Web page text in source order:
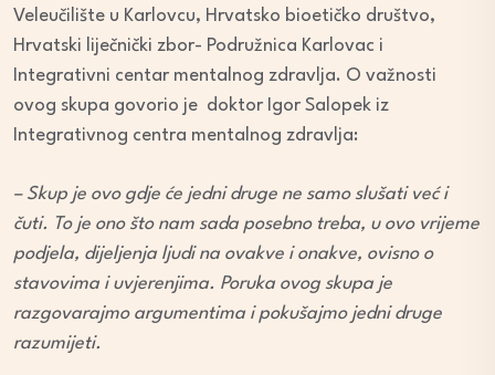
Veleučilište u Karlovcu, Hrvatsko bioetičko društvo,
Hrvatski liječnički zbor- Podružnica Karlovac i
Integrativni centar mentalnog zdravlja. O važnosti
ovog skupa govorio je doktor Igor Salopek iz
Integrativnog centra mentalnog zdravlja:
– Skup je ovo gdje će jedni druge ne samo slušati već i
čuti. To je ono što nam sada posebno treba, u ovo vrijeme
podjela, dijeljenja ljudi na ovakve i onakve, ovisno o
stavovima i uvjerenjima. Poruka ovog skupa je
razgovarajmo argumentima i pokušajmo jedni druge
razumijeti.